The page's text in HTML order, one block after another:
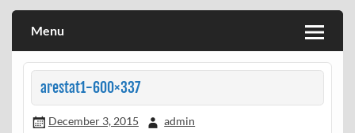
Menu
arestat1-600×337
December 3, 2015 admin